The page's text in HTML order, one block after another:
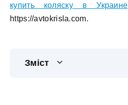
купить коляску в Украине
https://avtokrisla.com.
Зміст